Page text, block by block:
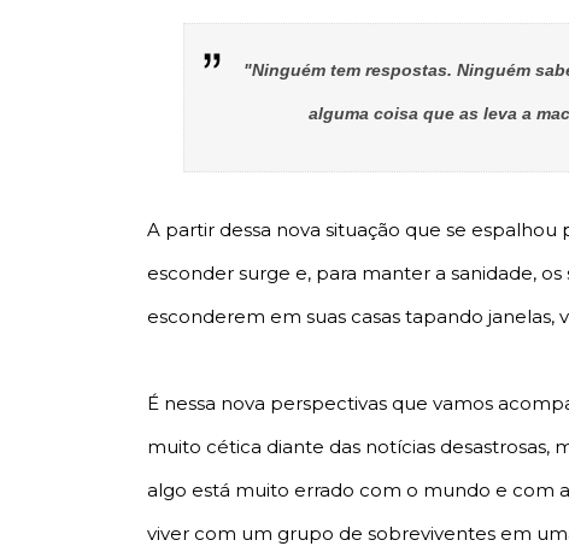
"Ninguém tem respostas. Ninguém
alguma coisa que as leva a
A partir dessa nova situação que se
esconder surge e, para manter a sanidade,
esconderem em suas casas tapando janelas,
É nessa nova perspectivas que vamos
muito cética diante das notícias desastrosas,
algo está muito errado com o mundo e com
viver com um grupo de sobreviventes em